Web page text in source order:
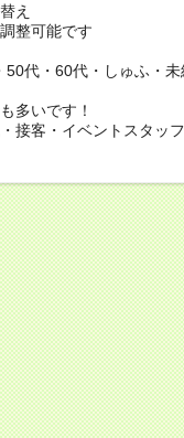
え
整可能です
代・60代・しゅふ・未
多いです！
接客・イベントスタッ